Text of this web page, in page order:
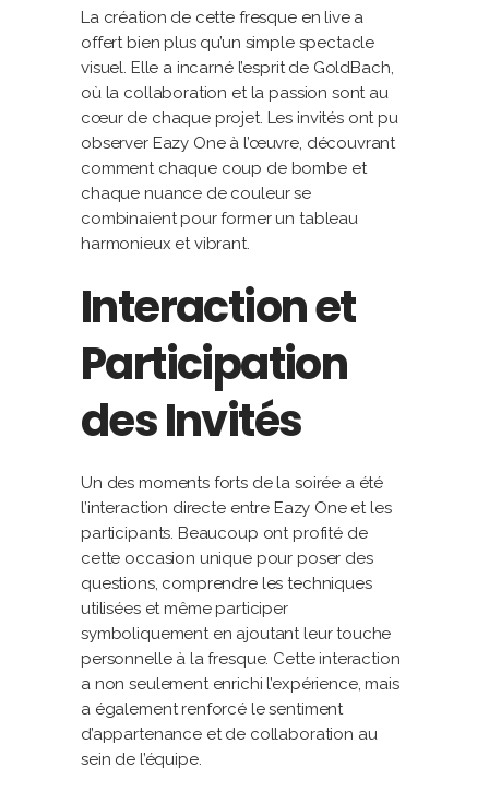
La création de cette fresque en live a
offert bien plus qu’un simple spectacle
visuel. Elle a incarné l’esprit de GoldBach,
où la collaboration et la passion sont au
cœur de chaque projet. Les invités ont pu
observer Eazy One à l’œuvre, découvrant
comment chaque coup de bombe et
chaque nuance de couleur se
combinaient pour former un tableau
harmonieux et vibrant.
Interaction et
Participation
des Invités
Un des moments forts de la soirée a été
l’interaction directe entre Eazy One et les
participants. Beaucoup ont profité de
cette occasion unique pour poser des
questions, comprendre les techniques
utilisées et même participer
symboliquement en ajoutant leur touche
personnelle à la fresque. Cette interaction
a non seulement enrichi l’expérience, mais
a également renforcé le sentiment
d’appartenance et de collaboration au
sein de l’équipe.